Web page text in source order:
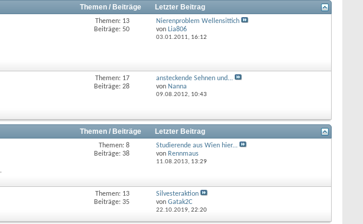
Themen / Beiträge Letzter Beitrag
Themen: 13
Beiträge: 50
Nierenproblem Wellensittich
von Lia806
03.01.2011, 16:12
Themen: 17
Beiträge: 28
ansteckende Sehnen und...
von Nanna
09.08.2012, 10:43
Themen / Beiträge Letzter Beitrag
,
Themen: 8
Beiträge: 38
Studierende aus Wien hier...
von Rennmaus
11.08.2013, 13:29
Themen: 13
Beiträge: 35
Silvesteraktion
von Gatak2C
22.10.2019, 22:20